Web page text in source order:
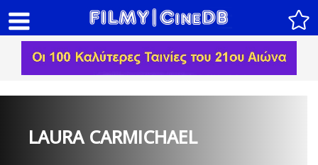
LAURA CARMICHAEL